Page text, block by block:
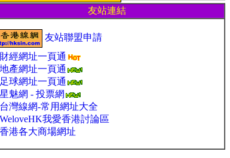
友站連結
友站聯盟申請
財經網址一頁通
地產網址一頁通
足球網址一頁通
星魅網 - 投票網
台灣線網-常用網址大全
WeloveHK我愛香港討論區
香港各大商場網址